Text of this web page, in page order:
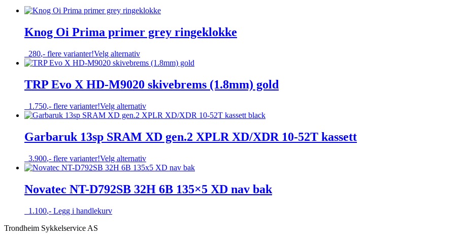
Knog Oi Prima primer grey ringeklokke
280,- flere varianter!Velg alternativDette
produktet
flere
varianter.
kan
velges
produktsiden
TRP Evo X HD-M9020 skivebrems (1.8mm) gold
1.750,- flere varianter!Velg alternativDette
produktet
flere
varianter.
kan
velges
produktsiden
Garbaruk 13sp SRAM XD gen.2 XPLR XD/XDR 10-52T kassett
3.900,- flere varianter!Velg alternativDette
produktet
flere
varianter.
Novatec NT-D792SB 32H 6B 135×5 XD nav bak
1.100,- Legg i handlekurv
Trondheim Sykkelservice AS